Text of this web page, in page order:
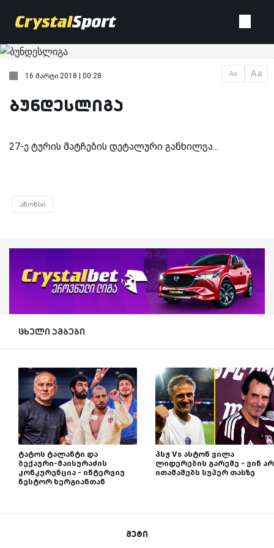
Aa Aa
16 მარტი 2018 | 00:28
ბუნდესლიგა
27-ე ტურის მატჩების დეტალური განხილვა...
ანონსი
ცხელი ამბები
ტატოს ტალანტი და
ბექაური-მაისურაძის
კონკურენცია - ინტერვიუ
ნესტორ ხერგიანთან
პსჟ Vs ასტონ ვილა
ლიდერების გარეშე - ვინ არ
ითამაშებს სუპერ თასზე
მეტი